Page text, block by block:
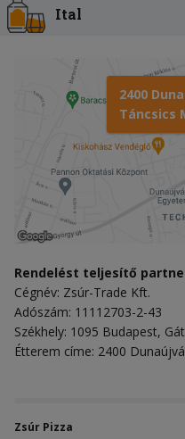
Ital
2400
Táncsics
Rendelést teljesítő
Cégnév: Zsúr-Trade Kft.
Adószám: 11112703-2-43
Székhely: 1095 Budapest,
Étterem címe: 2400
Zsúr Pizza